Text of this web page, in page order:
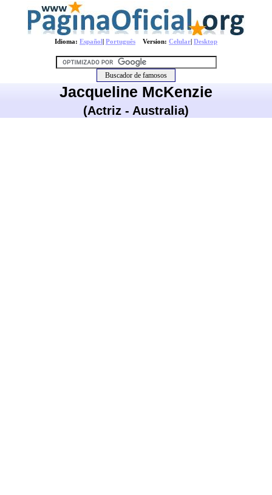
Idioma: Español| Português Version: Celular| Desktop
Jacqueline McKenzie
(Actriz - Australia)